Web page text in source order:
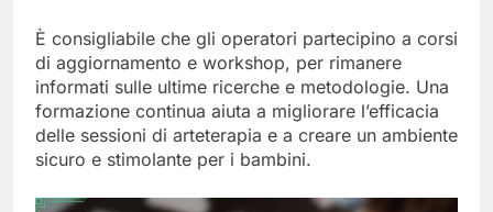
È consigliabile che gli operatori partecipino a corsi
di aggiornamento e workshop, per rimanere
informati sulle ultime ricerche e metodologie. Una
formazione continua aiuta a migliorare l’efficacia
delle sessioni di arteterapia e a creare un ambiente
sicuro e stimolante per i bambini.